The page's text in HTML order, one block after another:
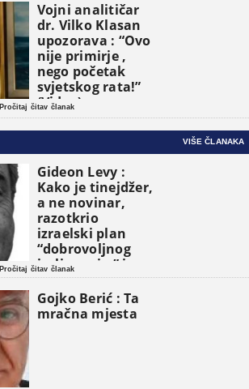
Vojni analitičar
dr. Vilko Klasan
upozorava : “Ovo
nije primirje ,
nego početak
svjetskog rata!”
(Video)
Pročitaj čitav članak
VIŠE ČLANAKA
Gideon Levy :
Kako je tinejdžer,
a ne novinar,
razotkrio
izraelski plan
“dobrovoljnog
iseljavanja ” iz
Gaze
Pročitaj čitav članak
Gojko Berić : Ta
mračna mjesta